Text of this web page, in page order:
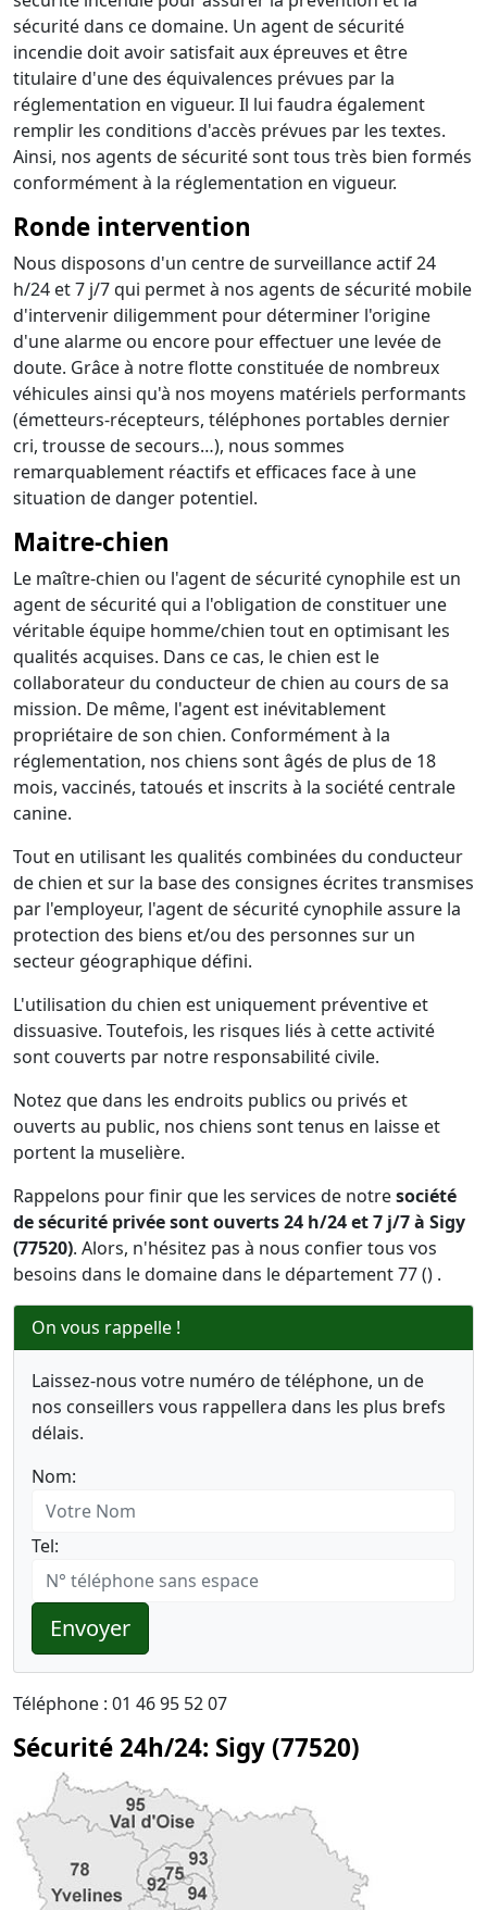
sécurité dans ce domaine. Un agent de sécurité
incendie doit avoir satisfait aux épreuves et être
titulaire d'une des équivalences prévues par la
réglementation en vigueur. Il lui faudra également
remplir les conditions d'accès prévues par les textes.
Ainsi, nos agents de sécurité sont tous très bien formés
conformément à la réglementation en vigueur.
Ronde intervention
Nous disposons d'un centre de surveillance actif 24
h/24 et 7 j/7 qui permet à nos agents de sécurité mobile
d'intervenir diligemment pour déterminer l'origine
d'une alarme ou encore pour effectuer une levée de
doute. Grâce à notre flotte constituée de nombreux
véhicules ainsi qu'à nos moyens matériels performants
(émetteurs-récepteurs, téléphones portables dernier
cri, trousse de secours…), nous sommes
remarquablement réactifs et efficaces face à une
situation de danger potentiel.
Maitre-chien
Le maître-chien ou l'agent de sécurité cynophile est un
agent de sécurité qui a l'obligation de constituer une
véritable équipe homme/chien tout en optimisant les
qualités acquises. Dans ce cas, le chien est le
collaborateur du conducteur de chien au cours de sa
mission. De même, l'agent est inévitablement
propriétaire de son chien. Conformément à la
réglementation, nos chiens sont âgés de plus de 18
mois, vaccinés, tatoués et inscrits à la société centrale
canine.
Tout en utilisant les qualités combinées du conducteur
de chien et sur la base des consignes écrites transmises
par l'employeur, l'agent de sécurité cynophile assure la
protection des biens et/ou des personnes sur un
secteur géographique défini.
L'utilisation du chien est uniquement préventive et
dissuasive. Toutefois, les risques liés à cette activité
sont couverts par notre responsabilité civile.
Notez que dans les endroits publics ou privés et
ouverts au public, nos chiens sont tenus en laisse et
portent la muselière.
Rappelons pour finir que les services de notresociété
de sécurité privée sont ouverts 24 h/24 et 7 j/7 à Sigy
(77520). Alors, n'hésitez pas à nous confier tous vos
besoins dans le domaine dans le département 77 () .
On vous rappelle !
Laissez-nous votre numéro de téléphone, un de
nos conseillers vous rappellera dans les plus brefs
délais.
Nom:
Tel:
Envoyer
Téléphone : 01 46 95 52 07
Sécurité 24h/24: Sigy (77520)